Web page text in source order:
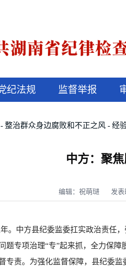
纪法规 监督举报
整治群众身边腐败和不正之风 经
中方：聚
编辑：祝萌琎 发表
中方县纪委监委扛实政治责任
题专项治理“专”起来抓，全力保障
责。为强化监督保障，县纪委